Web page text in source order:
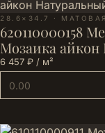
28.6×34.7 · МАТОВАЯ
620110000158
Мозаика айкон
6 457 ₽ / м²